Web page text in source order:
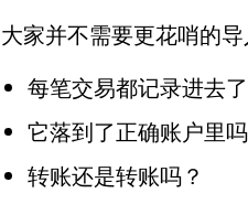
大家并不需要更花哨的
每笔交易都记录进去
它落到了正确账户里
转账还是转账吗？